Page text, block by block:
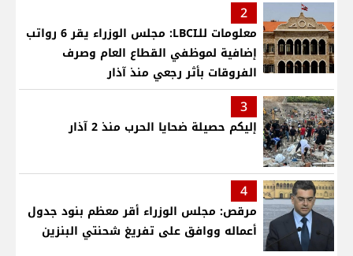
2
معلومات للـLBCI: مجلس الوزراء يقر 6 رواتب
إضافية لموظفي القطاع العام وصرف
الفروقات بأثر رجعي منذ آذار
3
إليكم حصيلة ضحايا الحرب منذ 2 آذار
4
مرقص: مجلس الوزراء أقر معظم بنود جدول
أعماله ووافق على تفريغ شحنتي البنزين